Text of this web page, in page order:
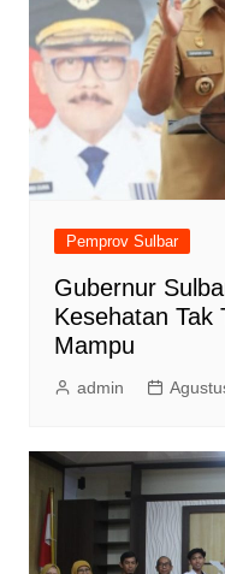
Pemprov Sulbar
Gubernur
Kesehatan Tak
Mampu
admin